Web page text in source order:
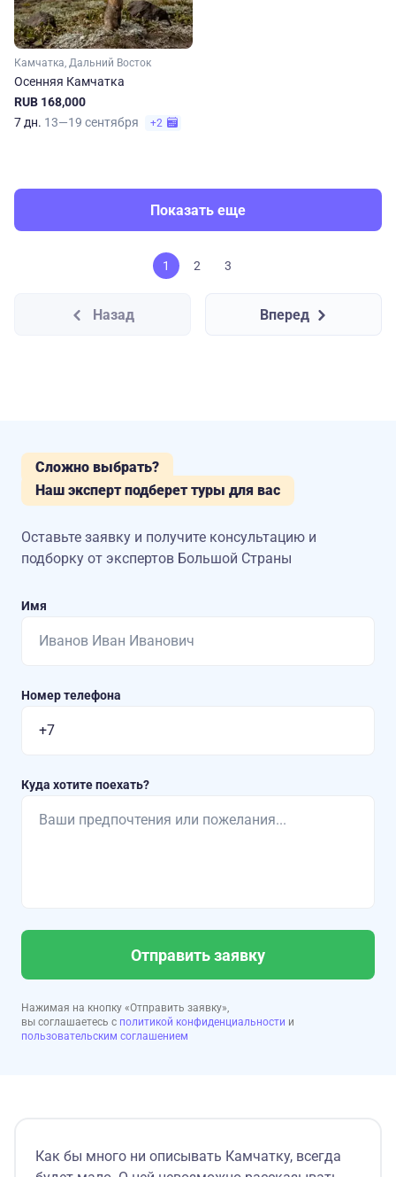
Камчатка, Дальний Восток
Осенняя Камчатка
RUB 168,000
7 дн. 13—19 сентября +2
Показать еще
1 2 3
Назад Вперед
Сложно выбрать?
Наш эксперт подберет туры для вас
Оставьте заявку и получите консультацию и
подборку от экспертов Большой Страны
Имя
Номер телефона
Куда хотите поехать?
Отправить заявку
Нажимая на кнопку «Отправить заявку»,
вы соглашаетесь с политикой конфиденциальности и
пользовательским соглашением
Как бы много ни описывать Камчатку, всегда